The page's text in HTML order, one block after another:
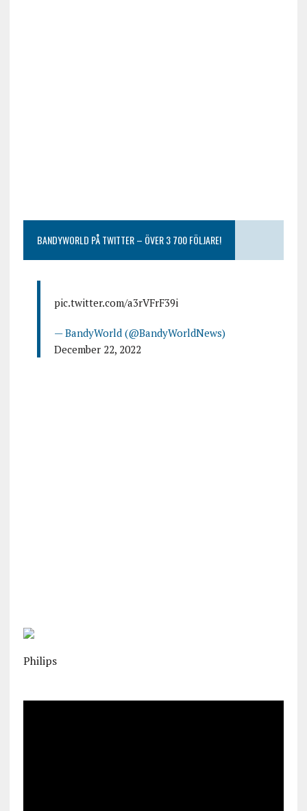
BANDYWORLD PÅ TWITTER – ÖVER 3 700 FÖLJARE!
pic.twitter.com/a3rVFrF39i
— BandyWorld (@BandyWorldNews)
December 22, 2022
Philips